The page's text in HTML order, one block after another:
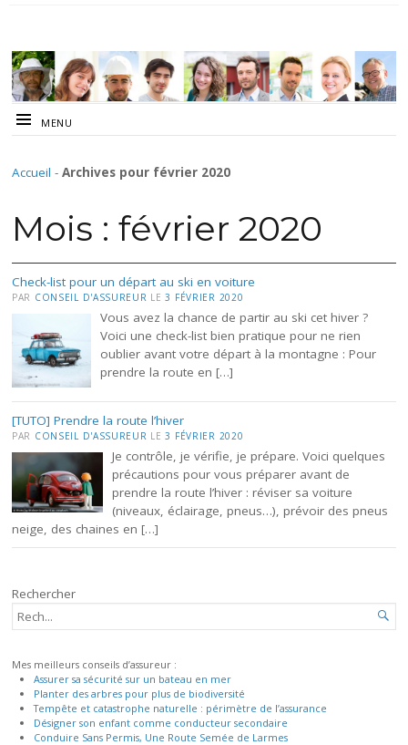
MENU
Accueil - Archives pour février 2020
Mois : février 2020
Check-list pour un départ au ski en voiture
PAR CONSEIL D'ASSUREUR LE 3 FÉVRIER 2020
Vous avez la chance de partir au ski cet hiver ?
Voici une check-list bien pratique pour ne rien
oublier avant votre départ à la montagne : Pour
prendre la route en […]
[TUTO] Prendre la route l’hiver
PAR CONSEIL D'ASSUREUR LE 3 FÉVRIER 2020
Je contrôle, je vérifie, je prépare. Voici quelques
précautions pour vous préparer avant de
prendre la route l’hiver : réviser sa voiture
(niveaux, éclairage, pneus…), prévoir des pneus
neige, des chaines en […]
Rechercher
RECHERCHER...

Mes meilleurs conseils d’assureur :
Assurer sa sécurité sur un bateau en mer
Planter des arbres pour plus de biodiversité
Tempête et catastrophe naturelle : périmètre de l’assurance
Désigner son enfant comme conducteur secondaire
Conduire Sans Permis, Une Route Semée de Larmes